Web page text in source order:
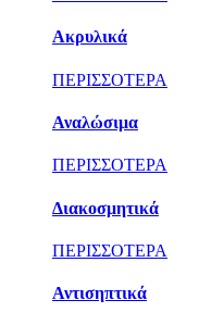
Ακρυλικά
ΠΕΡΙΣΣΟΤΕΡΑ
Αναλώσιμα
ΠΕΡΙΣΣΟΤΕΡΑ
Διακοσμητικά
ΠΕΡΙΣΣΟΤΕΡΑ
Αντισηπτικά